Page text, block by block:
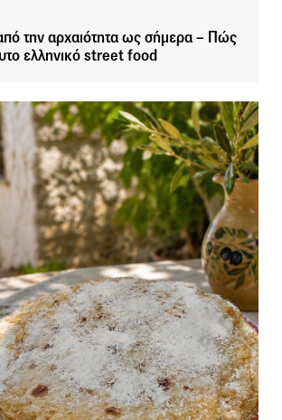
την αρχαιότητα ως σήμερα – Πώς
ελληνικό street food